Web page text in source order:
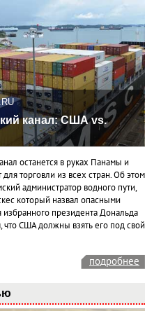
канал: США vs.
останется в руках Панамы и
для торговли из всех стран. Об этом
администратор водного пути,
который назвал опасными
избранного президента Дональда
что США должны взять его под свой
подробнее